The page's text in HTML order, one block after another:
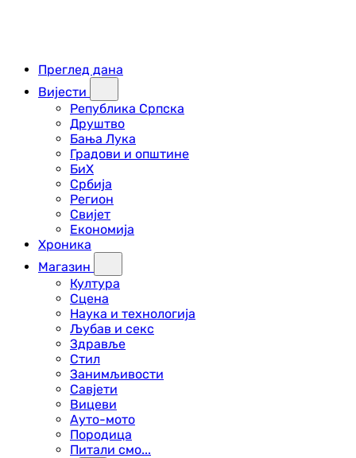
Преглед дана
Вијести
Република Српска
Друштво
Бања Лука
Градови и општине
БиХ
Србија
Регион
Свијет
Економија
Хроника
Магазин
Култура
Сцена
Наука и технологија
Љубав и секс
Здравље
Стил
Занимљивости
Савјети
Вицеви
Ауто-мото
Породица
Питали смо...